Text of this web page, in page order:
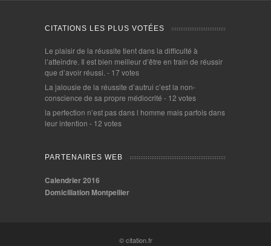
CITATIONS LES PLUS VOTÉES
Le plaisir de la réussite tient dans la difficulté à
l’atteindre. Il est bien meilleur d’être en train de réussir
que d’avoir réussi. - 17 votes
La jalousie de la réussite d’autrui c’est la non-
conscience de sa propre médiocrité - 12 votes
la perfection n’est pas dans l homme mais parfois dans
leur intention - 12 votes
PARTENAIRES WEB
Calendrier 2016
Domiciliation Montpellier
© citation.fr